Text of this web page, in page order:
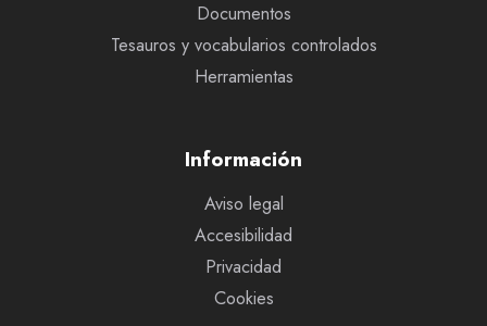
Documentos
Tesauros y vocabularios controlados
Herramientas
Información
Aviso legal
Accesibilidad
Privacidad
Cookies